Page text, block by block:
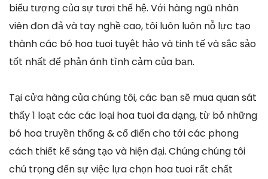
biểu tượng của sự tươi thế hệ. Với hàng ngũ nhân
viên đon đả và tay nghề cao, tôi luôn luôn nỗ lực tạo
thành các bó hoa tuoi tuyệt hảo và tinh tế và sắc sảo
tốt nhất để phản ánh tình cảm của bạn.
Tại cửa hàng của chúng tôi, các bạn sẽ mua quan sát
thấy 1 loạt các các loại hoa tuoi đa dạng, từ bỏ những
bó hoa truyền thống & cổ điển cho tới các phong
cách thiết kế sáng tạo và hiện đại. Chúng chúng tôi
chú trọng đến sự việc lựa chọn hoa tuoi rất chất